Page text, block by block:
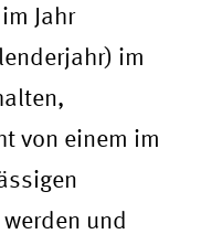
Jahr
im
von einem im
und